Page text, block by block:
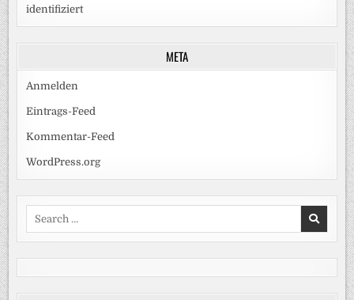
identifiziert
META
Anmelden
Eintrags-Feed
Kommentar-Feed
WordPress.org